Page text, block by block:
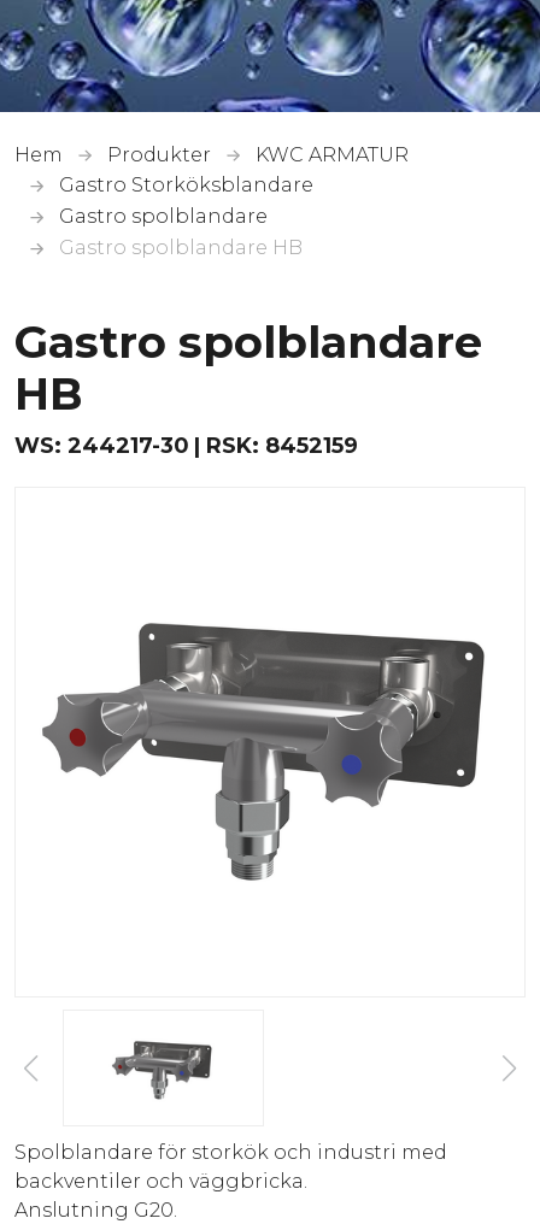
Hem Produkter
KWC ARMATUR
Gastro Storköksblandare
Gastro spolblandare
Gastro spolblandare HB
Gastro spolblandare
HB
WS: 244217-30 RSK: 8452159
Spolblandare för storkök och industri med
backventiler och väggbricka.
Anslutning G20.